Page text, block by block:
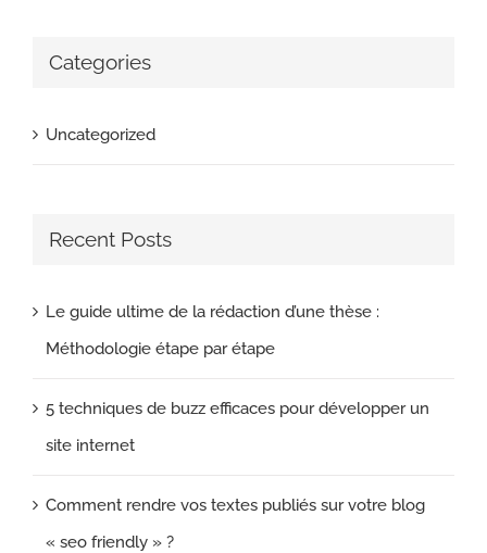
Categories
Uncategorized
Recent Posts
Le guide ultime de la rédaction d’une thèse :
Méthodologie étape par étape
5 techniques de buzz efficaces pour développer un
site internet
Comment rendre vos textes publiés sur votre blog
« seo friendly » ?